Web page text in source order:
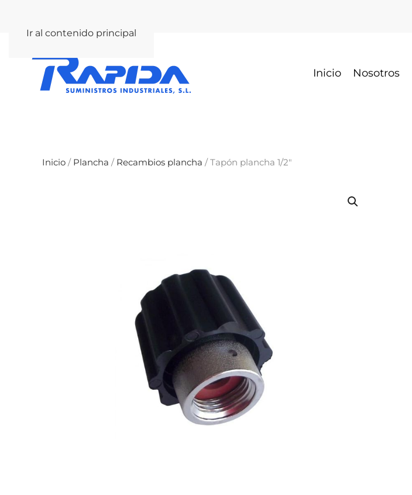
Ir al contenido principal
Inicio Nosotros
Inicio / Plancha / Recambios plancha / Tapón plancha 1/2″